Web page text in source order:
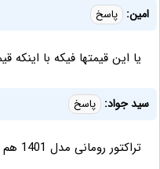
امین: پاسخ
یا این قیمتها فیکه با اینکه
سید جواد: پاسخ
تراکتور رومانی مدل 1401 هم مگه داره ؟؟